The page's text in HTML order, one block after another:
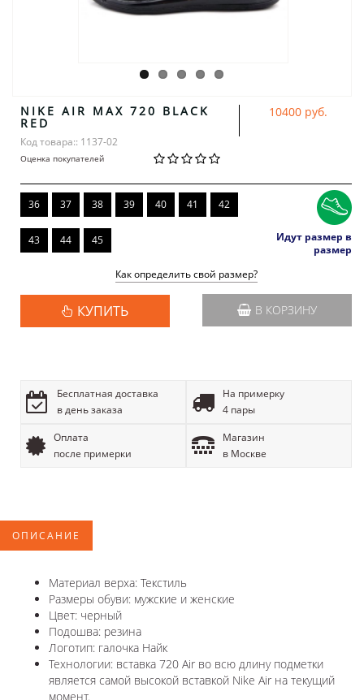
NIKE AIR MAX 720 BLACK
RED
Код товара:: 1137-02
Оценка покупателей
10400 руб.
36 37 38 39 40 41 42
43 44 45
Идут размер в
размер
Как определить свой размер?
КУПИТЬ В КОРЗИНУ
Бесплатная доставка
в день заказа
На примерку
4 пары
Оплата
после примерки
Магазин
в Москве
ОПИСАНИЕ
Материал верха: Текстиль
Размеры обуви: мужские и женские
Цвет: черный
Подошва: резина
Логотип: галочка Найк
Технологии: вставка 720 Air во всю длину подметки
является самой высокой вставкой Nike Air на текущий
момент.